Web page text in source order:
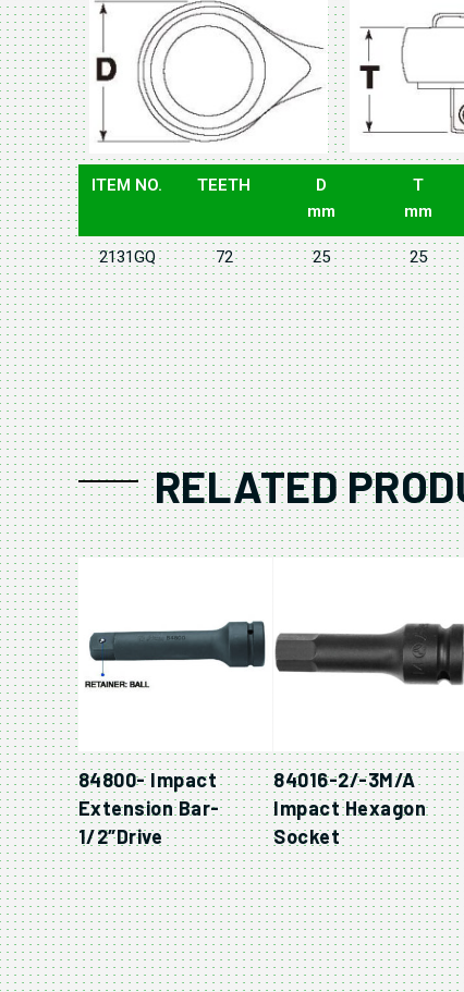
ITEM NO. TEETH
D
mm
T
mm
2131GQ 72 25 25
RELATED
84800- Impact
Extension Bar-
1/2″Drive
84016-2/-3M/A
Impact Hexagon
Socket